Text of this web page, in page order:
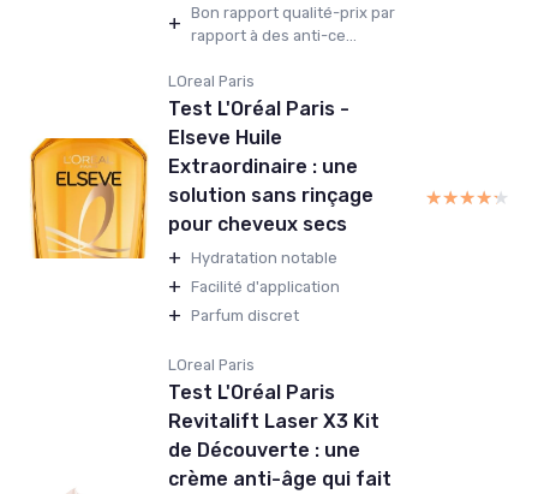
+ Bon rapport qualité-prix par
rapport à des anti-ce...
LOreal Paris
Test L'Oréal Paris -
Elseve Huile
Extraordinaire : une
solution sans rinçage
pour cheveux secs
+ Hydratation notable
+ Facilité d'application
+ Parfum discret
★★★★★
★★★★★
LOreal Paris
Test L'Oréal Paris
Revitalift Laser X3 Kit
de Découverte : une
crème anti-âge qui fait